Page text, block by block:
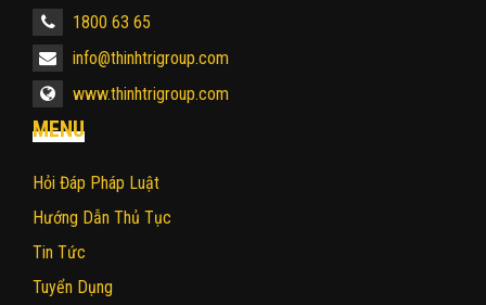
1800 63 65
info@thinhtrigroup.com
www.thinhtrigroup.com
MENU
Hỏi Đáp Pháp Luật
Hướng Dẫn Thủ Tục
Tin Tức
Tuyển Dụng